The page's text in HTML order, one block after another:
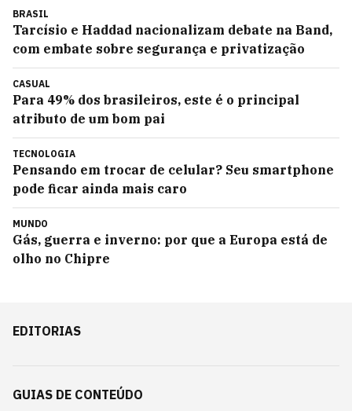
BRASIL
Tarcísio e Haddad nacionalizam debate na Band,
com embate sobre segurança e privatização
CASUAL
Para 49% dos brasileiros, este é o principal
atributo de um bom pai
TECNOLOGIA
Pensando em trocar de celular? Seu smartphone
pode ficar ainda mais caro
MUNDO
Gás, guerra e inverno: por que a Europa está de
olho no Chipre
EDITORIAS
GUIAS DE CONTEÚDO